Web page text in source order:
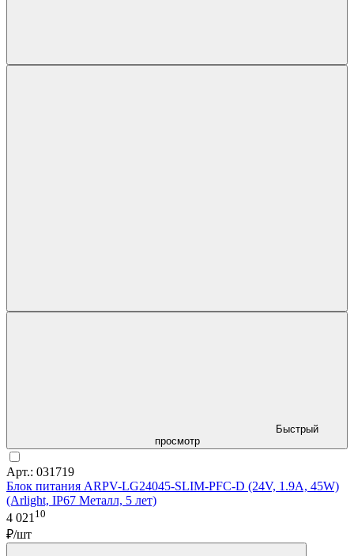
Быстрый
просмотр
Арт.: 031719
Блок питания ARPV-LG24045-SLIM-PFC-D (24V, 1.9A, 45W)
(Arlight, IP67 Металл, 5 лет)
4 021 10
₽/шт